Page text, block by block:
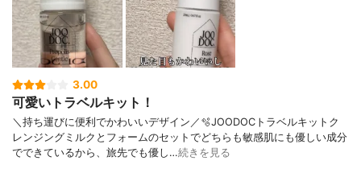
3.00
可愛いトラベルキット！
＼持ち運びに便利でかわいいデザイン／🫧JOODOCトラベルキットク
レンジングミルクとフォームのセットでどちらも敏感肌にも優しい成分
でできているから、旅先でも優し…続きを見る